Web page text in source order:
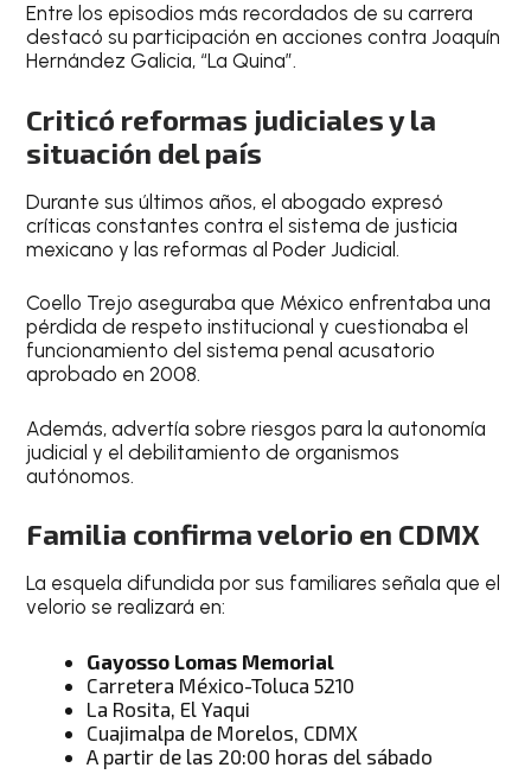
Entre los episodios más recordados de su carrera
destacó su participación en acciones contra Joaquín
Hernández Galicia, “La Quina”.
Criticó reformas judiciales y la
situación del país
Durante sus últimos años, el abogado expresó
críticas constantes contra el sistema de justicia
mexicano y las reformas al Poder Judicial.
Coello Trejo aseguraba que México enfrentaba una
pérdida de respeto institucional y cuestionaba el
funcionamiento del sistema penal acusatorio
aprobado en 2008.
Además, advertía sobre riesgos para la autonomía
judicial y el debilitamiento de organismos
autónomos.
Familia confirma velorio en CDMX
La esquela difundida por sus familiares señala que el
velorio se realizará en:
Gayosso Lomas Memorial
Carretera México-Toluca 5210
La Rosita, El Yaqui
Cuajimalpa de Morelos, CDMX
A partir de las 20:00 horas del sábado